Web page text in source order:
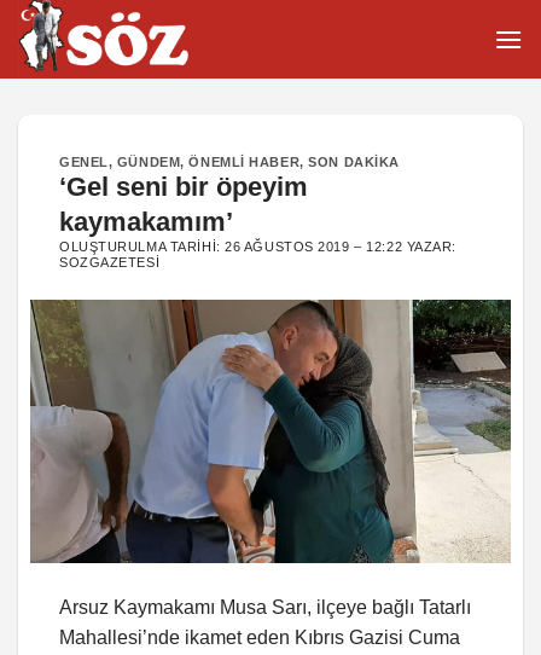
İçeriğe
atla
GENEL, GÜNDEM,ÖNEMLI HABER,SON DAKIKA
‘Gel seni bir öpeyim
kaymakamım’
OLUŞTURULMA TARIHI:26 AĞUSTOS 2019 – 12:22 YAZAR:
SOZGAZETESI
Arsuz Kaymakamı Musa Sarı, ilçeye bağlı Tatarlı
Mahallesi’nde ikamet eden Kıbrıs Gazisi Cuma